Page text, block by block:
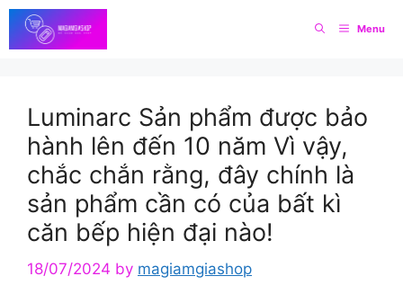
Skip
to
content
Menu
Luminarc Sản phẩm được bảo
hành lên đến 10 năm Vì vậy,
chắc chắn rằng, đây chính là
sản phẩm cần có của bất kì
căn bếp hiện đại nào!
18/07/2024 by magiamgiashop